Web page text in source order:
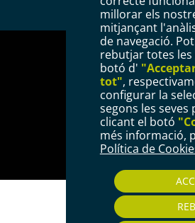
millorar els
mitjançant
de navegació.
rebutjar totes les
botó d'
tot",
configurar la
segons les seves
clicant el botó
més informació,
Política de
Plaça del Mercadal ·
977 010 010
ajuntament@reus.cat